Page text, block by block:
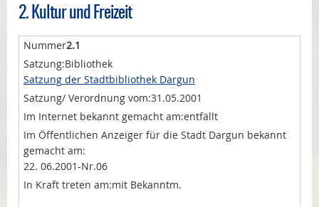
2. Kultur und Freizeit
2.1
Bibliothek
Satzung der Stadtbibliothek Dargun
31.05.2001
entfällt
22. 06.2001-Nr.06
mit Bekanntm.